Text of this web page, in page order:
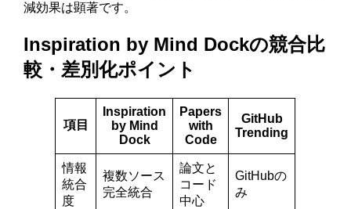
減効果は顕著です。
Inspiration by Mind Dockの競合比
較・差別化ポイント
項目
Inspiration
by Mind
Dock
Papers
with
Code
GitHub
Trending
情報
統合
度
複数ソース
完全統合
論文と
コード
中心
GitHubの
み